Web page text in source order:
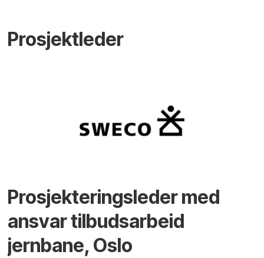
Prosjektleder
Prosjekteringsleder med
ansvar tilbudsarbeid
jernbane, Oslo